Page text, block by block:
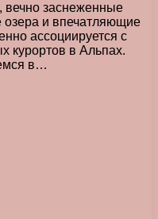
заснеженные
озера и впечатляющие
ассоциируется с
курортов в Альпах.
в…